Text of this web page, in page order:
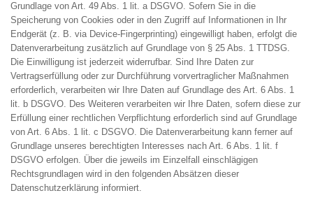
Grundlage von Art. 49 Abs. 1 lit. a DSGVO. Sofern Sie in die
Speicherung von Cookies oder in den Zugriff auf Informationen in Ihr
Endgerät (z. B. via Device-Fingerprinting) eingewilligt haben, erfolgt die
Datenverarbeitung zusätzlich auf Grundlage von § 25 Abs. 1 TTDSG.
Die Einwilligung ist jederzeit widerrufbar. Sind Ihre Daten zur
Vertragserfüllung oder zur Durchführung vorvertraglicher Maßnahmen
erforderlich, verarbeiten wir Ihre Daten auf Grundlage des Art. 6 Abs. 1
lit. b DSGVO. Des Weiteren verarbeiten wir Ihre Daten, sofern diese zur
Erfüllung einer rechtlichen Verpflichtung erforderlich sind auf Grundlage
von Art. 6 Abs. 1 lit. c DSGVO. Die Datenverarbeitung kann ferner auf
Grundlage unseres berechtigten Interesses nach Art. 6 Abs. 1 lit. f
DSGVO erfolgen. Über die jeweils im Einzelfall einschlägigen
Rechtsgrundlagen wird in den folgenden Absätzen dieser
Datenschutzerklärung informiert.